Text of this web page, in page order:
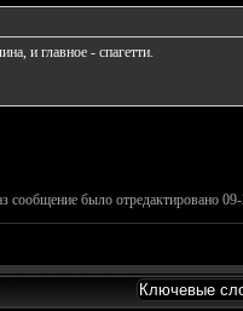
и главное - спагетти.
сообщение было отредактировано